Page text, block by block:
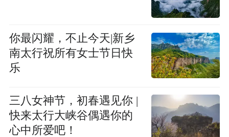
你最闪耀，不止今天|新乡
南太行祝所有女士节日快
乐
三八女神节，初春遇见你 |
快来太行大峡谷偶遇你的
心中所爱吧！